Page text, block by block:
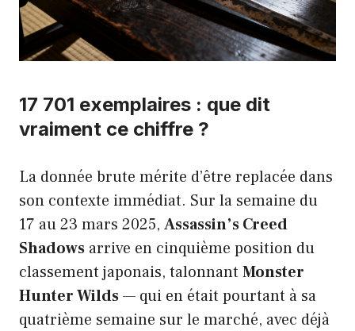
17 701 exemplaires : que dit
vraiment ce chiffre ?
La donnée brute mérite d’être replacée dans
son contexte immédiat. Sur la semaine du
17 au 23 mars 2025, Assassin’s Creed
Shadows arrive en cinquième position du
classement japonais, talonnant Monster
Hunter Wilds— qui en était pourtant à sa
quatrième semaine sur le marché, avec déjà